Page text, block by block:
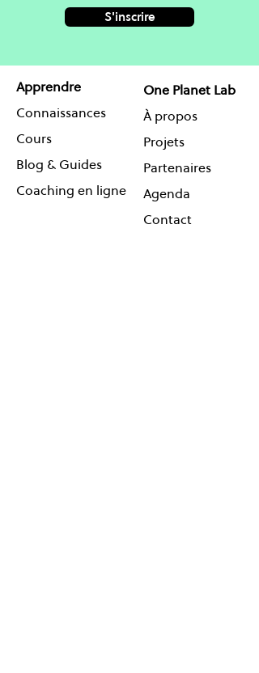
S'inscrire
Apprendre
Connaissances
Cours
Blog & Guides
Coaching en ligne
One Planet Lab
À propos
Projets
Partenaires
Agenda
Contact